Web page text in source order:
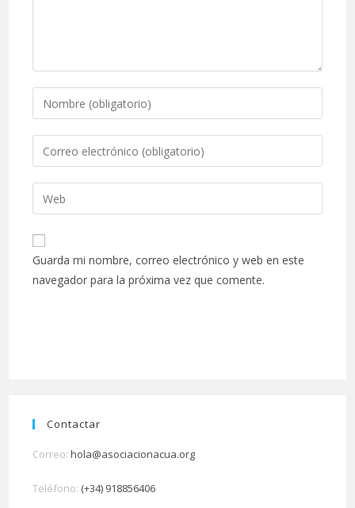
Guarda mi nombre, correo electrónico y web en este
navegador para la próxima vez que comente.
Contactar
Correo: hola@asociacionacua.org
Teléfono: (+34) 918856406